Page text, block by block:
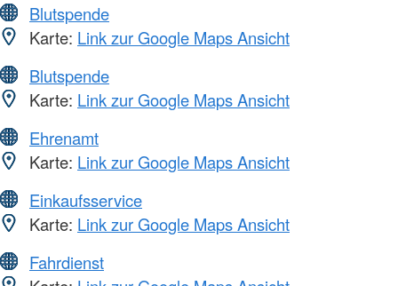
Blutspende
Karte: Link zur Google Maps Ansicht
Blutspende
Karte: Link zur Google Maps Ansicht
Ehrenamt
Karte: Link zur Google Maps Ansicht
Einkaufsservice
Karte: Link zur Google Maps Ansicht
Fahrdienst